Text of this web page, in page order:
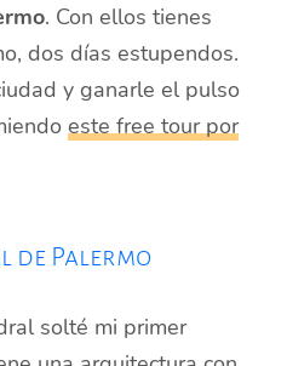
. Con ellos tienes
dos días estupendos.
y ganarle el pulso
este free tour por
de Palermo
solté mi primer